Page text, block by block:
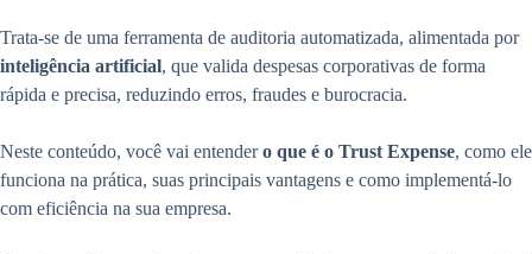
Trata-se de uma ferramenta de auditoria automatizada, alimentada por
inteligência artificial, que valida despesas corporativas de forma
rápida e precisa, reduzindo erros, fraudes e burocracia.
Neste conteúdo, você vai entendero que é o Trust Expense, como ele
funciona na prática, suas principais vantagens e como implementá-lo
com eficiência na sua empresa.